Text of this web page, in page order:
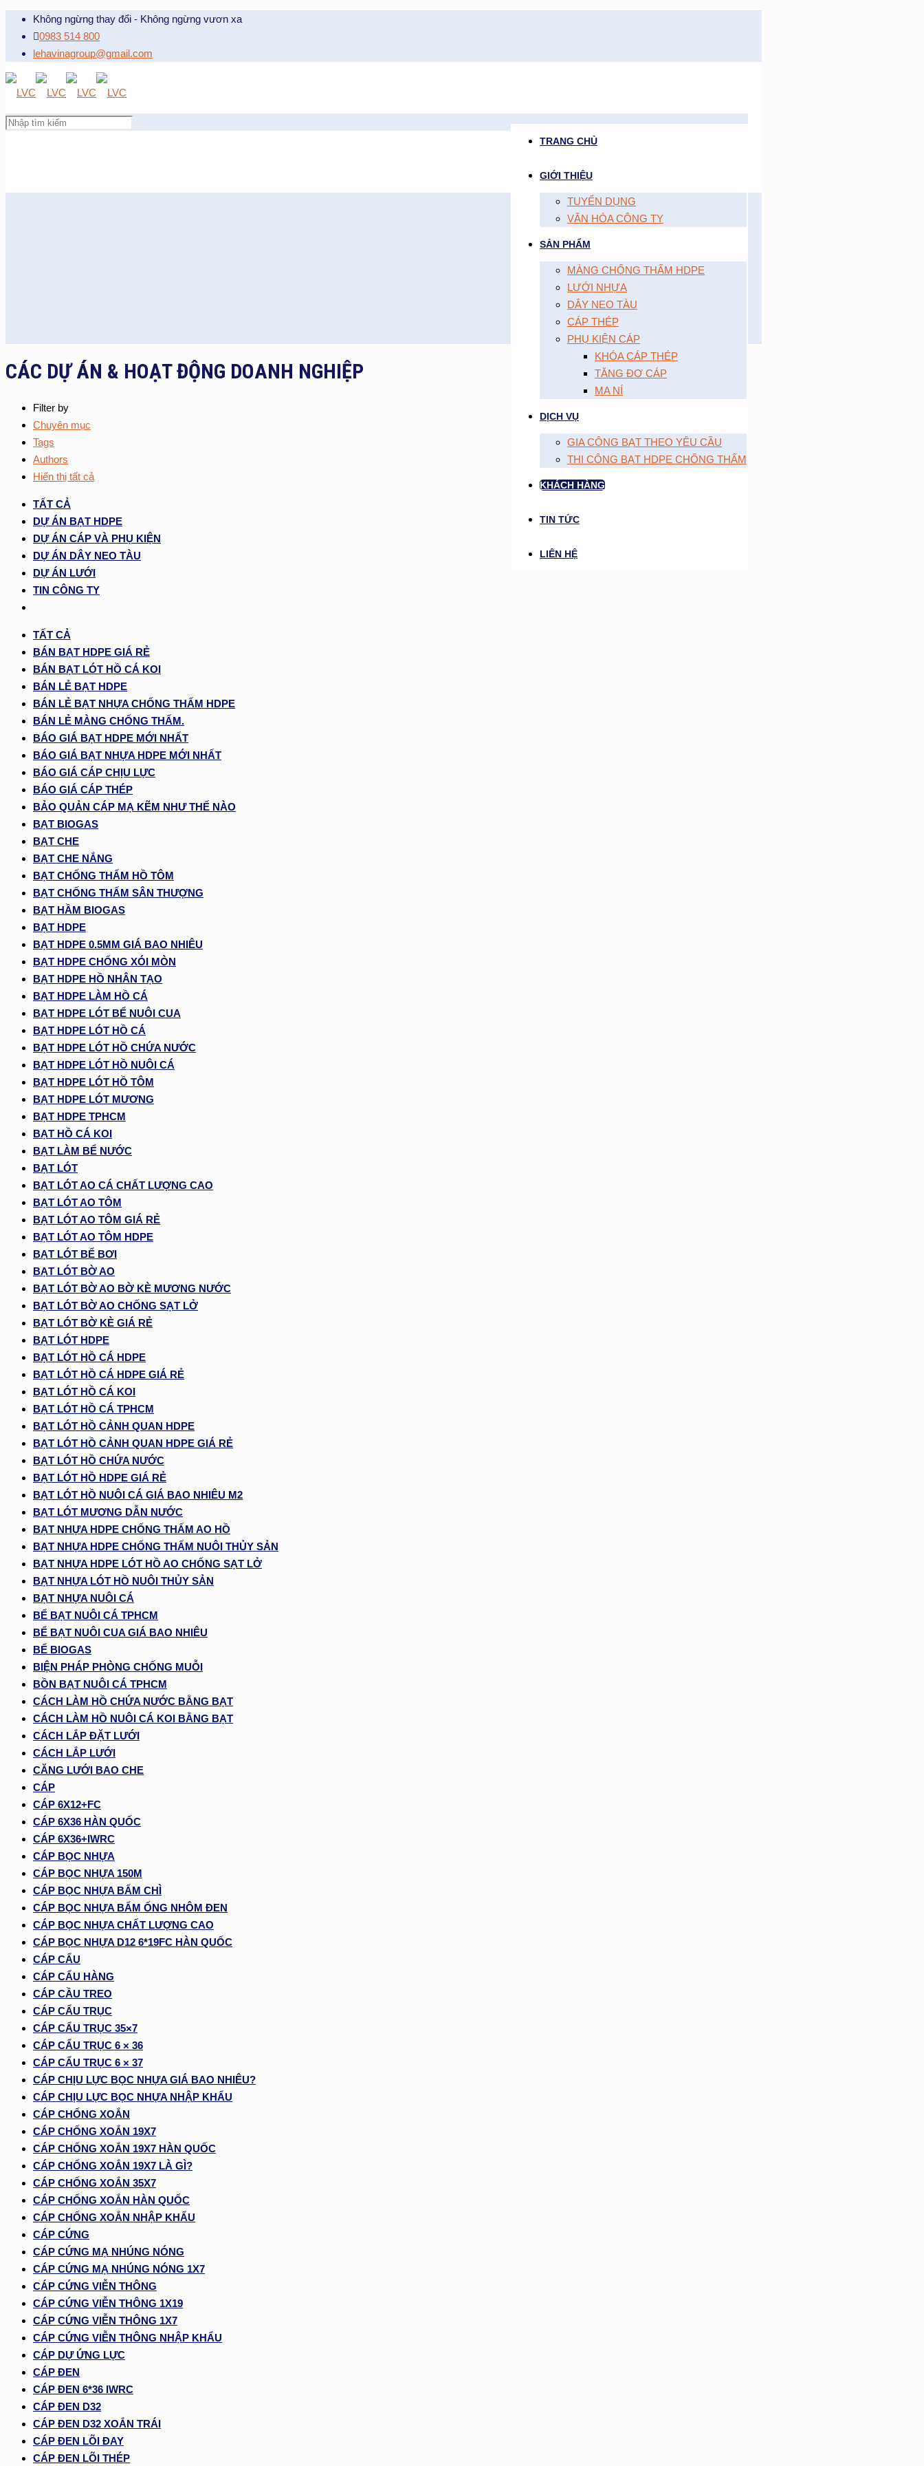
Không ngừng thay đổi - Không ngừng vươn xa
0983 514 800
lehavinagroup@gmail.com
TRANG CHỦ
GIỚI THIỆU
TUYỂN DỤNG
VĂN HÓA CÔNG TY
SẢN PHẨM
MÀNG CHỐNG THẤM HDPE
LƯỚI NHỰA
DÂY NEO TÀU
CÁP THÉP
PHỤ KIỆN CÁP
KHÓA CÁP THÉP
TĂNG ĐƠ CÁP
MA NÍ
DỊCH VỤ
GIA CÔNG BẠT THEO YÊU CẦU
THI CÔNG BẠT HDPE CHỐNG THẤM
KHÁCH HÀNG
TIN TỨC
LIÊN HỆ
CÁC DỰ ÁN & HOẠT ĐỘNG DOANH NGHIỆP
Filter by
Chuyên mục
Tags
Authors
Hiển thị tất cả
TẤT CẢ
DỰ ÁN BẠT HDPE
DỰ ÁN CÁP VÀ PHỤ KIỆN
DỰ ÁN DÂY NEO TÀU
DỰ ÁN LƯỚI
TIN CÔNG TY
TẤT CẢ
BÁN BẠT HDPE GIÁ RẺ
BÁN BẠT LÓT HỒ CÁ KOI
BÁN LẺ BẠT HDPE
BÁN LẺ BẠT NHỰA CHỐNG THẤM HDPE
BÁN LẺ MÀNG CHỐNG THẤM.
BÁO GIÁ BẠT HDPE MỚI NHẤT
BÁO GIÁ BẠT NHỰA HDPE MỚI NHẤT
BÁO GIÁ CÁP CHỊU LỰC
BÁO GIÁ CÁP THÉP
BẢO QUẢN CÁP MẠ KẼM NHƯ THẾ NÀO
BẠT BIOGAS
BẠT CHE
BẠT CHE NẮNG
BẠT CHỐNG THẤM HỒ TÔM
BẠT CHỐNG THẤM SÂN THƯỢNG
BẠT HẦM BIOGAS
BẠT HDPE
BẠT HDPE 0.5MM GIÁ BAO NHIÊU
BẠT HDPE CHỐNG XÓI MÒN
BẠT HDPE HỒ NHÂN TẠO
BẠT HDPE LÀM HỒ CÁ
BẠT HDPE LÓT BỂ NUÔI CUA
BẠT HDPE LÓT HỒ CÁ
BẠT HDPE LÓT HỒ CHỨA NƯỚC
BẠT HDPE LÓT HỒ NUÔI CÁ
BẠT HDPE LÓT HỒ TÔM
BẠT HDPE LÓT MƯƠNG
BẠT HDPE TPHCM
BẠT HỒ CÁ KOI
BẠT LÀM BỂ NƯỚC
BẠT LÓT
BẠT LÓT AO CÁ CHẤT LƯỢNG CAO
BẠT LÓT AO TÔM
BẠT LÓT AO TÔM GIÁ RẺ
BẠT LÓT AO TÔM HDPE
BẠT LÓT BỂ BƠI
BẠT LÓT BỜ AO
BẠT LÓT BỜ AO BỜ KÈ MƯƠNG NƯỚC
BẠT LÓT BỜ AO CHỐNG SẠT LỞ
BẠT LÓT BỜ KÈ GIÁ RẺ
BẠT LÓT HDPE
BẠT LÓT HỒ CÁ HDPE
BẠT LÓT HỒ CÁ HDPE GIÁ RẺ
BẠT LÓT HỒ CÁ KOI
BẠT LÓT HỒ CÁ TPHCM
BẠT LÓT HỒ CẢNH QUAN HDPE
BẠT LÓT HỒ CẢNH QUAN HDPE GIÁ RẺ
BẠT LÓT HỒ CHỨA NƯỚC
BẠT LÓT HỒ HDPE GIÁ RẺ
BẠT LÓT HỒ NUÔI CÁ GIÁ BAO NHIÊU M2
BẠT LÓT MƯƠNG DẪN NƯỚC
BẠT NHỰA HDPE CHỐNG THẤM AO HỒ
BẠT NHỰA HDPE CHỐNG THẤM NUÔI THỦY SẢN
BẠT NHỰA HDPE LÓT HỒ AO CHỐNG SẠT LỞ
BẠT NHỰA LÓT HỒ NUÔI THỦY SẢN
BẠT NHỰA NUÔI CÁ
BỂ BẠT NUÔI CÁ TPHCM
BỂ BẠT NUÔI CUA GIÁ BAO NHIÊU
BỂ BIOGAS
BIỆN PHÁP PHÒNG CHỐNG MUỖI
BỒN BẠT NUÔI CÁ TPHCM
CÁCH LÀM HỒ CHỨA NƯỚC BẰNG BẠT
CÁCH LÀM HỒ NUÔI CÁ KOI BẰNG BẠT
CÁCH LẮP ĐẶT LƯỚI
CÁCH LẮP LƯỚI
CĂNG LƯỚI BAO CHE
CÁP
CÁP 6X12+FC
CÁP 6X36 HÀN QUỐC
CÁP 6X36+IWRC
CÁP BỌC NHỰA
CÁP BỌC NHỰA 150M
CÁP BỌC NHỰA BẤM CHÌ
CÁP BỌC NHỰA BẤM ỐNG NHÔM ĐEN
CÁP BỌC NHỰA CHẤT LƯỢNG CAO
CÁP BỌC NHỰA D12 6*19FC HÀN QUỐC
CÁP CẨU
CÁP CẨU HÀNG
CÁP CẦU TREO
CÁP CẨU TRỤC
CÁP CẨU TRỤC 35×7
CÁP CẨU TRỤC 6 × 36
CÁP CẨU TRỤC 6 × 37
CÁP CHỊU LỰC BỌC NHỰA GIÁ BAO NHIÊU?
CÁP CHỊU LỰC BỌC NHỰA NHẬP KHẨU
CÁP CHỐNG XOẮN
CÁP CHỐNG XOẮN 19X7
CÁP CHỐNG XOẮN 19X7 HÀN QUỐC
CÁP CHỐNG XOẮN 19X7 LÀ GÌ?
CÁP CHỐNG XOẮN 35X7
CÁP CHỐNG XOẮN HÀN QUỐC
CÁP CHỐNG XOẮN NHẬP KHẨU
CÁP CỨNG
CÁP CỨNG MẠ NHÚNG NÓNG
CÁP CỨNG MẠ NHÚNG NÓNG 1X7
CÁP CỨNG VIỄN THÔNG
CÁP CỨNG VIỄN THÔNG 1X19
CÁP CỨNG VIỄN THÔNG 1X7
CÁP CỨNG VIỄN THÔNG NHẬP KHẨU
CÁP DỰ ỨNG LỰC
CÁP ĐEN
CÁP ĐEN 6*36 IWRC
CÁP ĐEN D32
CÁP ĐEN D32 XOẮN TRÁI
CÁP ĐEN LÕI ĐAY
CÁP ĐEN LÕI THÉP